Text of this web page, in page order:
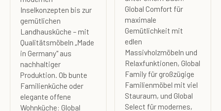
Inselkonzepten bis zur
gemütlichen
Landhausküche – mit
Qualitätsmöbeln „Made
in Germany" aus
nachhaltiger
Produktion. Ob bunte
Familienküche oder
elegante offene
Wohnküche: Global
Global Comfort für
maximale
Gemütlichkeit mit
edlen
Massivholzmöbeln und
Relaxfunktionen, Global
Family für großzügige
Familienmöbel mit viel
Stauraum, und Global
Select für modernes,